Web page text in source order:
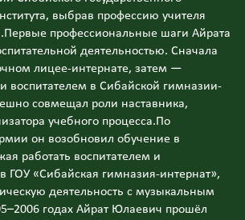
выбрав профессию учителя
профессиональные шаги Айрата
деятельностью. Сначала
лицее-интернате, затем —
воспитателем в Сибайской гимназии-
совмещал роли наставника,
учебного процесса.По
он возобновил обучение в
работать воспитателем и
ГОУ «Сибайская гимназия-интернат»,
деятельность с музыкальным
годах Айрат Юлаевич прошёл